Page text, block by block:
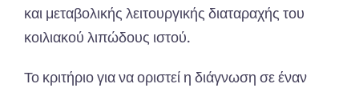
και μεταβολικής λειτουργικής διαταραχής του
κοιλιακού λιπώδους ιστού.
Το κριτήριο για να οριστεί η διάγνωση σε έναν